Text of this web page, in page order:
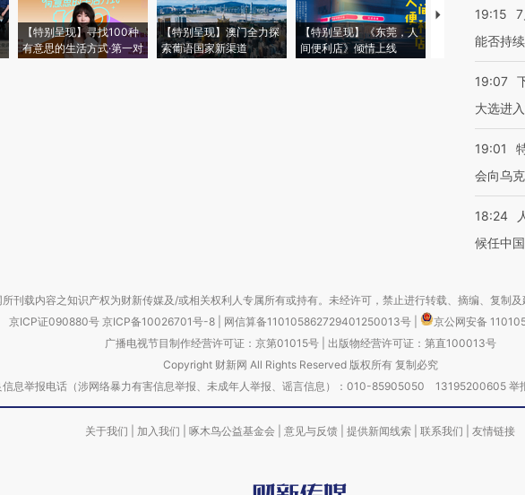
【特别呈现】寻找100种
有意思的生活方式·第一对
【特别呈现】澳门全力探
索葡语国家新渠道
【特别呈现】《东莞，人
间便利店》倾情上线
【推广】走进第
会，让数智科技“
19:15
能否持
19:07
大选进
19:01
会向乌
18:24
候任中
所刊载内容之知识产权为财新传媒及/或相关权利人专属所有或持有。未经许可，禁止进行转载、摘编、复制及
京ICP证090880号 京ICP备10026701号-8 网信算备110105862729401250013号
京公网安备
广播电视节目制作经营许可证：京第01015号| 出版物经营许可证：第直100013号
Copyright 财新网 All Rights Reserved 版权所有 复制必究
信息举报电话（涉网络暴力有害信息举报、未成年人举报、谣言信息）：010-85905050 13195200605 举
关于我们 加入我们 啄木鸟公益基金会 意见与反馈 提供新闻线索 联系我们 友情链接